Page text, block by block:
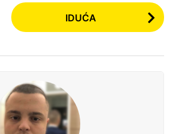
IDUĆA